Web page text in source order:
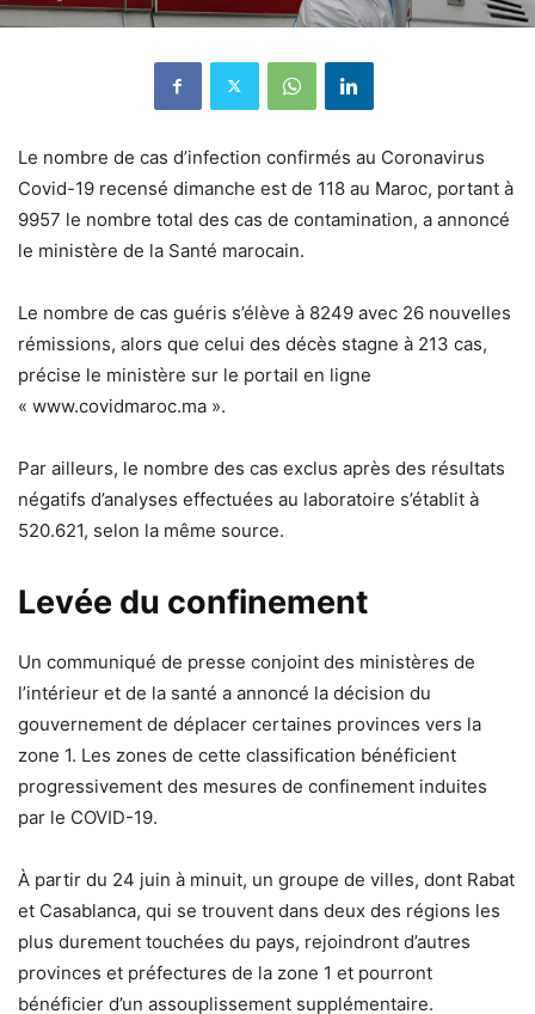
Le nombre de cas d’infection confirmés au Coronavirus
Covid-19 recensé dimanche est de 118 au Maroc, portant à
9957 le nombre total des cas de contamination, a annoncé
le ministère de la Santé marocain.
Le nombre de cas guéris s’élève à 8249 avec 26 nouvelles
rémissions, alors que celui des décès stagne à 213 cas,
précise le ministère sur le portail en ligne
« www.covidmaroc.ma ».
Par ailleurs, le nombre des cas exclus après des résultats
négatifs d’analyses effectuées au laboratoire s’établit à
520.621, selon la même source.
Levée du confinement
Un communiqué de presse conjoint des ministères de
l’intérieur et de la santé a annoncé la décision du
gouvernement de déplacer certaines provinces vers la
zone 1. Les zones de cette classification bénéficient
progressivement des mesures de confinement induites
par le COVID-19.
À partir du 24 juin à minuit, un groupe de villes, dont Rabat
et Casablanca, qui se trouvent dans deux des régions les
plus durement touchées du pays, rejoindront d’autres
provinces et préfectures de la zone 1 et pourront
bénéficier d’un assouplissement supplémentaire.